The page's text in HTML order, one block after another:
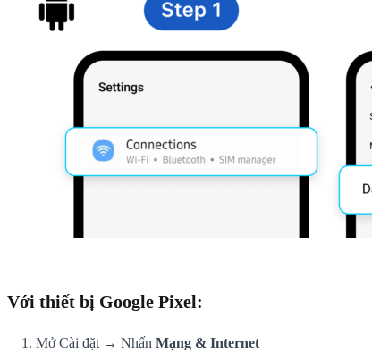
Với thiết bị Google Pixel:
Mở Cài đặt → Nhấn Mạng & Internet